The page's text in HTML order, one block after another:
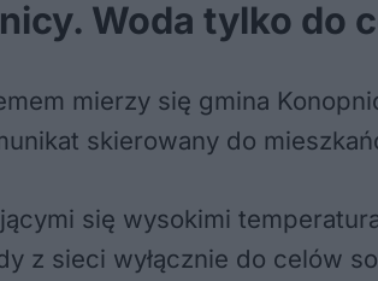
Woda tylko do
mierzy się gmina
skierowany do
się wysokimi
z sieci wyłącznie do celów